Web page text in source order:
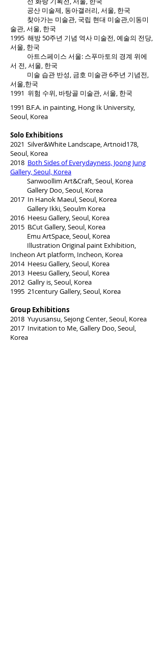
공산 미술제, 동아갤러리, 서울, 한국
찾아가는 미술관, 국립 현대 미술관,이동미
술관, 서울, 한국
1995 해방 50주년 기념 역사 미술전, 예술의 전당,
서울, 한국
아트스페이스 서울: 스푸마토의 경계 위에
서 전, 서울, 한국
미술 습관 반성, 금호 미술관 6주년 기념전,
서울,한국
1991 위험 수위, 바탕골 미술관, 서울, 한국
1991 B.F.A. in painting, Hong Ik University,
Seoul, Korea
Solo Exhibitions
2021 Silver&White Landscape, Artnoid178,
Seoul, Korea
2018 Both Sides of Everydayness, Joong Jung
Gallery, Seoul, Korea
Sanwoollim Art&Craft, Seoul, Korea
Gallery Doo, Seoul, Korea
2017 In Hanok Maeul, Seoul, Korea
Gallery Ikki, Seoulm Korea
2016 Heesu Gallery, Seoul, Korea
2015 B.Cut Gallery, Seoul, Korea
Emu ArtSpace, Seoul, Korea
Illustration Original paint Exhibition,
Incheon Art platform, Incheon, Korea
2014 Heesu Gallery, Seoul, Korea
2013 Heesu Gallery, Seoul, Korea
2012 Gallry is, Seoul, Korea
1995 21century Gallery, Seoul, Korea
Group Exhibitions
2018 Yuyusansu, Sejong Center, Seoul, Korea
2017 Invitation to Me, Gallery Doo, Seoul,
Korea